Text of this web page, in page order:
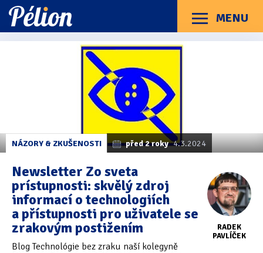
Přejít
na
štítky
Přejít
na
kategorie
Přejít
na
obsah
MENU
Menu
Příručky O Pélionu Kontakt
Kategorie článků
Braillské řádky(31)
Lupy (8)
Mobilní zařízení(85)
Počítače a notebooky(66)
Zápisníky (7)
kategorie
Technologie
bez
NÁZORY & ZKUŠENOSTI před 2 roky 4.3.2024
RADEK
PAVLÍČEK
Newsletter Zo sveta
prístupnosti: skvělý zdroj
informací o technologiích
a přístupnosti pro uživatele se
zrakovým postižením
Blog Technológie bez zraku naší kolegyně